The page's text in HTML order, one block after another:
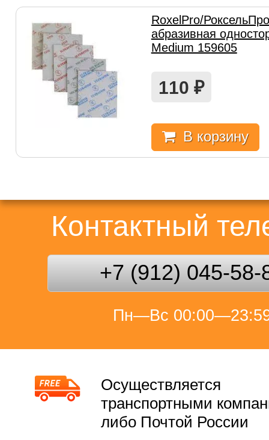
RoxelPro/
абразивная
Medium 159605
110 ₽
В корзину
Контактный
+7 (912) 045-58-
Пн—Вс
Осуществляется
транспортными
либо Почтой России